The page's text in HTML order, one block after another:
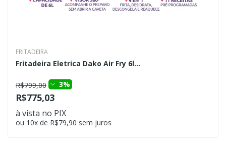
FRITADEIRA
Fritadeira Eletrica Dako Air Fry 6l...
R$799,00 3%
R$775,03
à vista no PIX
ou 10x de R$79,90 sem juros